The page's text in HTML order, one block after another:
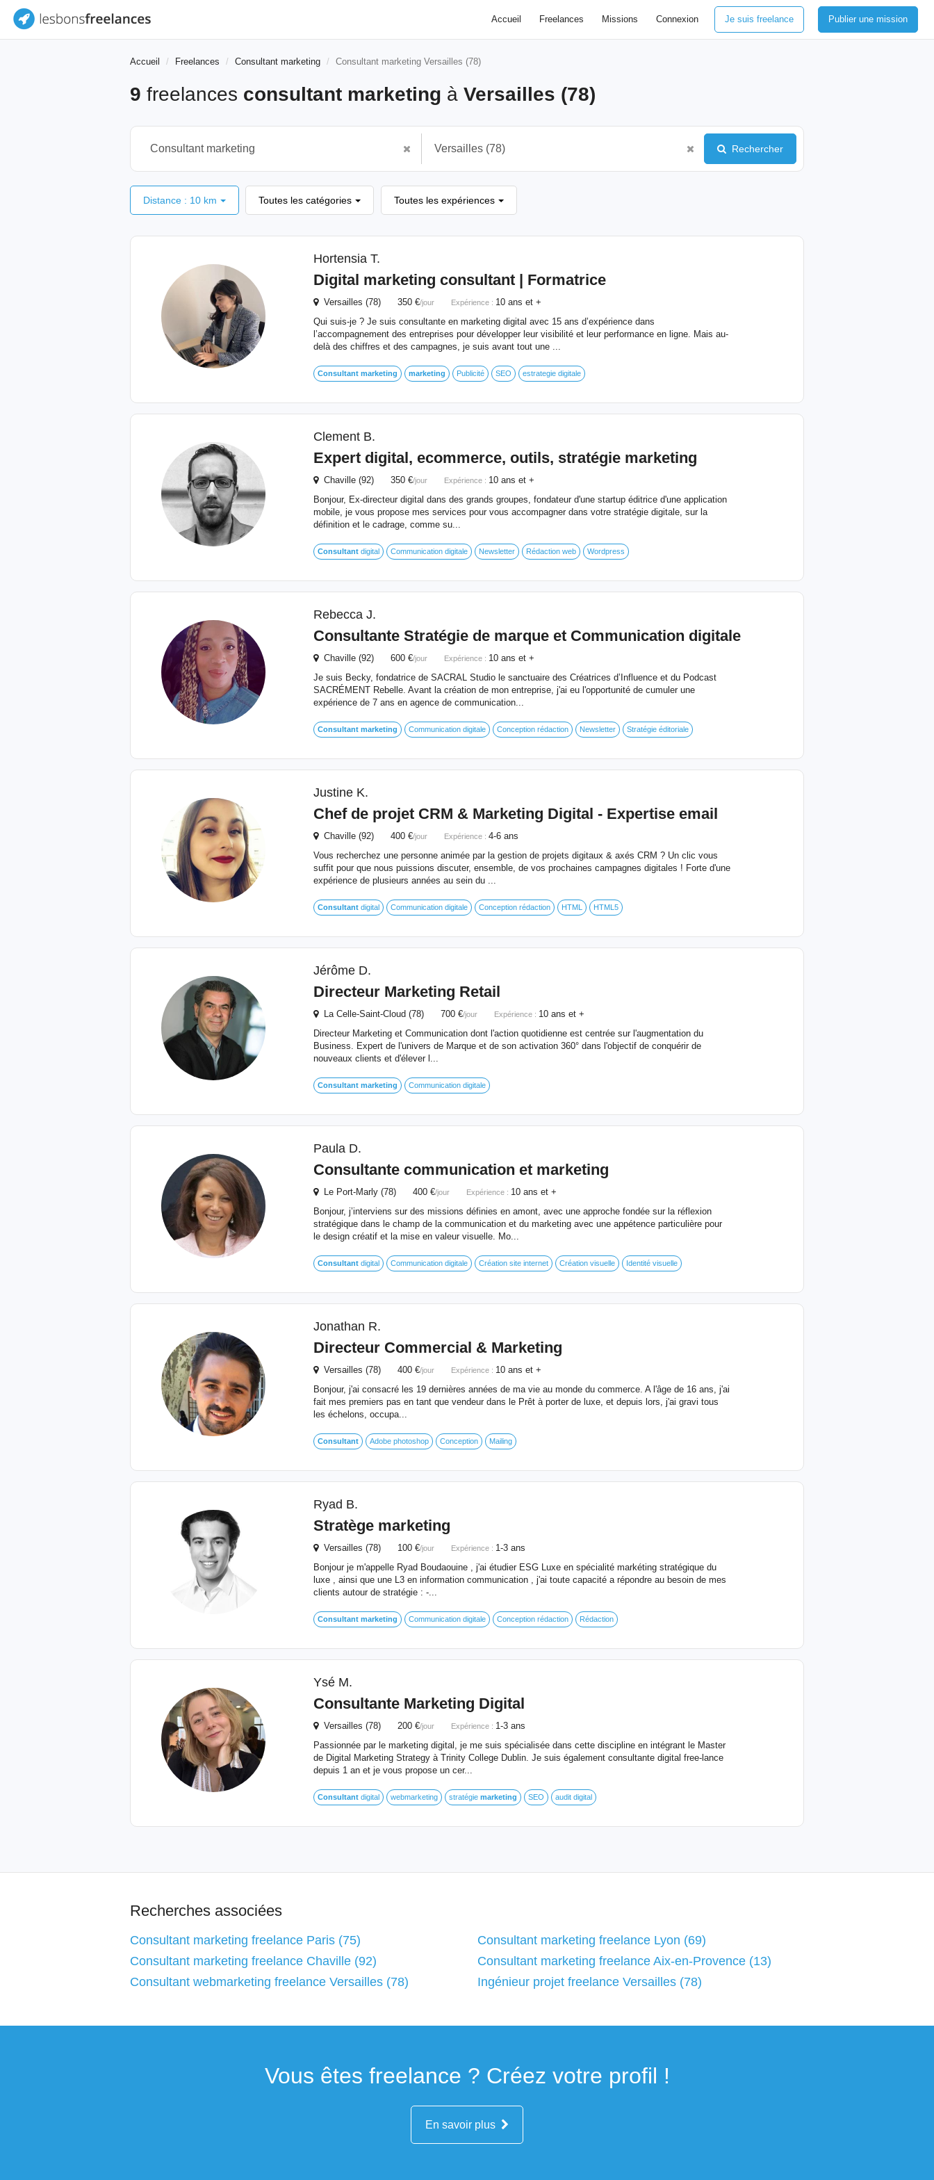
Accueil Freelances Missions Connexion Je suis freelance Publier une mission
Accueil Freelances Consultant marketing Consultant marketing Versailles (78)
9 freelances consultant marketing à Versailles (78)
Rechercher
Distance : 10 km Toutes les catégories Toutes les expériences
Hortensia T.
Digital marketing consultant| Formatrice
Versailles (78) 350 €/jour Expérience : 10 ans et +
Qui suis-je ? Je suis consultante en marketing digital avec 15 ans d’expérience dans
l’accompagnement des entreprises pour développer leur visibilité et leur performance en ligne. Mais au-
delà des chiffres et des campagnes, je suis avant tout une ...
Consultant marketing marketing Publicité SEO estrategie digitale
Clement B.
Expert digital, ecommerce, outils, stratégie marketing
Chaville (92) 350 €/jour Expérience : 10 ans et +
Bonjour, Ex-directeur digital dans des grands groupes, fondateur d'une startup éditrice d'une application
mobile, je vous propose mes services pour vous accompagner dans votre stratégie digitale, sur la
définition et le cadrage, comme su...
Consultantdigital Communication digitale Newsletter Rédaction web Wordpress
Rebecca J.
Consultante Stratégie de marque et Communication digitale
Chaville (92) 600 €/jour Expérience : 10 ans et +
Je suis Becky, fondatrice de SACRAL Studio le sanctuaire des Créatrices d’Influence et du Podcast
SACRÉMENT Rebelle. Avant la création de mon entreprise, j'ai eu l'opportunité de cumuler une
expérience de 7 ans en agence de communication...
Consultant marketing Communication digitale Conception rédaction Newsletter Stratégie éditoriale
Justine K.
Chef de projet CRM & Marketing Digital - Expertise email
Chaville (92) 400 €/jour Expérience : 4-6 ans
Vous recherchez une personne animée par la gestion de projets digitaux & axés CRM ? Un clic vous
suffit pour que nous puissions discuter, ensemble, de vos prochaines campagnes digitales ! Forte d'une
expérience de plusieurs années au sein du ...
Consultantdigital Communication digitale Conception rédaction HTML HTML5
Jérôme D.
Directeur Marketing Retail
La Celle-Saint-Cloud (78) 700 €/jour Expérience : 10 ans et +
Directeur Marketing et Communication dont l'action quotidienne est centrée sur l'augmentation du
Business. Expert de l'univers de Marque et de son activation 360° dans l'objectif de conquérir de
nouveaux clients et d'élever l...
Consultant marketing Communication digitale
Paula D.
Consultante communication et marketing
Le Port-Marly (78) 400 €/jour Expérience : 10 ans et +
Bonjour, j’interviens sur des missions définies en amont, avec une approche fondée sur la réflexion
stratégique dans le champ de la communication et du marketing avec une appétence particulière pour
le design créatif et la mise en valeur visuelle. Mo...
Consultantdigital Communication digitale Création site internet Création visuelle Identité visuelle
Jonathan R.
Directeur Commercial & Marketing
Versailles (78) 400 €/jour Expérience : 10 ans et +
Bonjour, j'ai consacré les 19 dernières années de ma vie au monde du commerce. A l'âge de 16 ans, j'ai
fait mes premiers pas en tant que vendeur dans le Prêt à porter de luxe, et depuis lors, j'ai gravi tous
les échelons, occupa...
Consultant Adobe photoshop Conception Mailing
Ryad B.
Stratège marketing
Versailles (78) 100 €/jour Expérience : 1-3 ans
Bonjour je m'appelle Ryad Boudaouine , j'ai étudier ESG Luxe en spécialité markéting stratégique du
luxe , ainsi que une L3 en information communication , j'ai toute capacité a répondre au besoin de mes
clients autour de stratégie : -...
Consultant marketing Communication digitale Conception rédaction Rédaction
Ysé M.
Consultante Marketing Digital
Versailles (78) 200 €/jour Expérience : 1-3 ans
Passionnée par le marketing digital, je me suis spécialisée dans cette discipline en intégrant le Master
de Digital Marketing Strategy à Trinity College Dublin. Je suis également consultante digital free-lance
depuis 1 an et je vous propose un cer...
Consultantdigital webmarketing stratégie marketing SEO audit digital
Recherches associées
Consultant marketing freelance Paris (75)
Consultant marketing freelance Lyon (69)
Consultant marketing freelance Chaville (92)
Consultant marketing freelance Aix-en-Provence (13)
Consultant webmarketing freelance Versailles (78)
Ingénieur projet freelance Versailles (78)
Vous êtes freelance ? Créez votre profil !
En savoir plus